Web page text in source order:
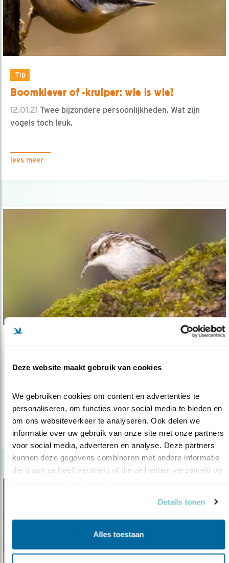
Deze website maakt gebruik van cookies
We gebruiken cookies om content en advertenties te
personaliseren, om functies voor social media te bieden en
om ons websiteverkeer te analyseren. Ook delen we
informatie over uw gebruik van onze site met onze partners
voor social media, adverteren en analyse. Deze partners
kunnen deze gegevens combineren met andere informatie
die u aan ze heeft verstrekt of die ze hebben verzameld op
Details tonen
Alles toestaan
Tip
Boomklever of -kruiper: wie is wie?
12.01.21 Twee bijzondere persoonlijkheden. Wat zijn
vogels toch leuk.
lees meer
kruiper zo maar in de tuin aantref..
lees meer